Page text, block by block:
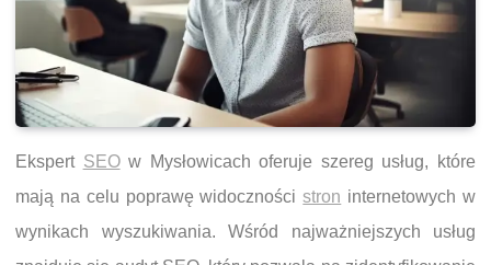
Ekspert SEOw Mysłowicach oferuje szereg usług, które
mają na celu poprawę widocznościstron internetowych w
wynikach wyszukiwania. Wśród najważniejszych usług